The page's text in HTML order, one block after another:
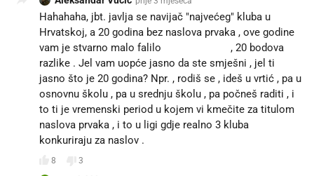
Hahahaha, jbt. javlja se navijač "najvećeg" kluba u
Hrvatskoj, a 20 godina bez naslova prvaka , ove godine
vam je stvarno malo falilo 😂😂😂😂😂, 20 bodova
razlike . Jel vam uopće jasno da ste smješni , jel ti
jasno što je 20 godina? Npr. , rodiš se , ideš u vrtić , pa u
osnovnu školu , pa u srednju školu , pa počneš raditi , i
to ti je vremenski period u kojem vi kmečite za titulom
naslova prvaka , i to u ligi gdje realno 3 kluba
konkuriraju za naslov .
8 3